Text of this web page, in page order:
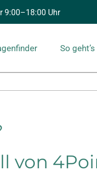
9:00–18:00 Uhr
So geht’s
von